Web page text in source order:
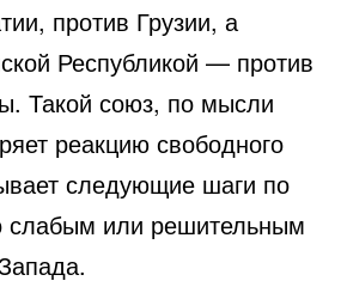
против Грузии, а
Республикой — против
Такой союз, по мысли
реакцию свободного
следующие шаги по
слабым или решительным